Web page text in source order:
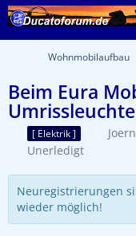
Wohnmobilaufbau
Beim Eura
[ Elektrik ] Joern
Unerledigt
Neuregistrierungen
wieder möglich!